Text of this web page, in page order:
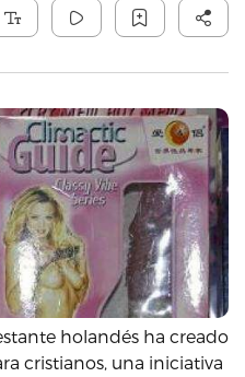
holandés ha creado
cristianos, una iniciativa